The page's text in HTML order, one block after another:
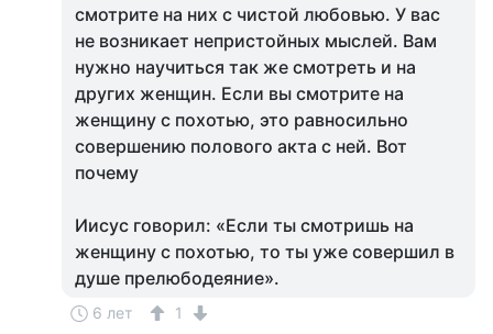
смотрите на них с чистой любовью. У вас
не возникает непристойных мыслей. Вам
нужно научиться так же смотреть и на
других женщин. Если вы смотрите на
женщину с похотью, это равносильно
совершению полового акта с ней. Вот
почему
Иисус говорил: «Если ты смотришь на
женщину с похотью, то ты уже совершил в
душе прелюбодеяние».
6 лет 1